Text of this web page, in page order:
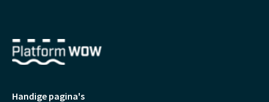
Handige pagina's